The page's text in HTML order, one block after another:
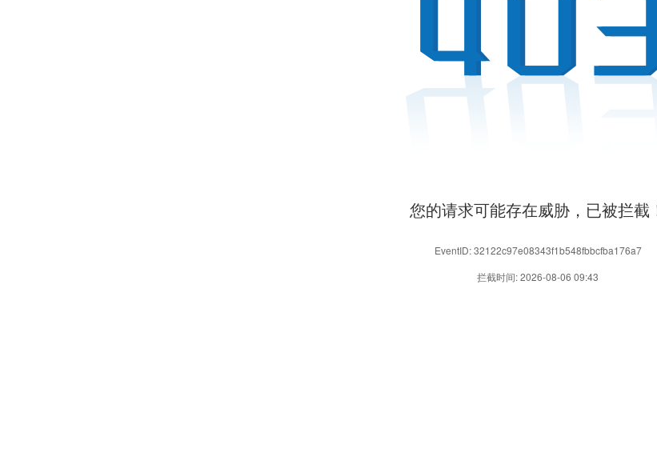
您的请求可能存在威胁，已被拦截
EventID: 32122c97e08343f1b548fbbcfba176a7
拦截时间: 2026-08-06 09:43